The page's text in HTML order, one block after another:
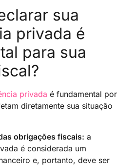
sua
privada é
para sua
privada é fundamental por
diretamente sua situação
obrigações fiscais: a
é considerada um
e, portanto, deve ser